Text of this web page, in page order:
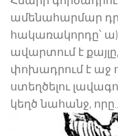
ամենահարմար
հակառակորդը՝
ավարտում է
փոխադրում է աջ
ստեղծելու
կեղծ նահանջ,